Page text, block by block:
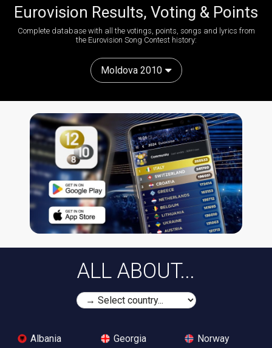
Eurovision Results, Voting & Points
Complete database with all the votings, points, songs and lyrics from
the Eurovision Song Contest history:
Moldova 2010
ALL ABOUT...
Albania
Georgia
Norway